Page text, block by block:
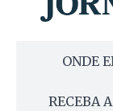
ONDE
RECEBA